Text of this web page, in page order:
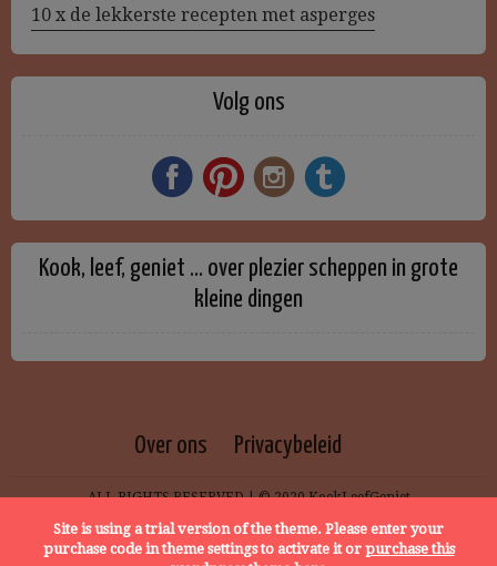
10 x de lekkerste recepten met asperges
Volg ons
Kook, leef, geniet … over plezier scheppen in grote
kleine dingen
Over ons Privacybeleid
ALL RIGHTS RESERVED | © 2020 KookLeefGeniet
Site is using a trial version of the theme. Please enter your
purchase code in theme settings to activate it or purchase this